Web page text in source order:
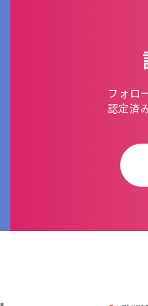
フォロ
認定済